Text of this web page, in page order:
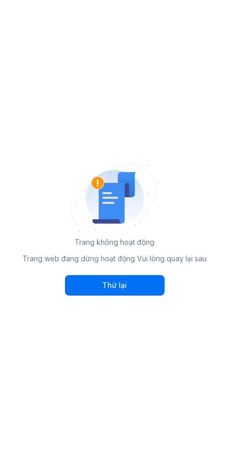
Trang không hoạt động
Trang web đang dừng hoạt động Vui lòng quay lại sau
Thử lại